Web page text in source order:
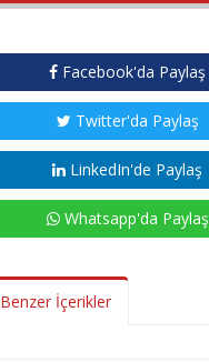
Facebook'da Paylaş
Twitter'da Paylaş
LinkedIn'de Paylaş
Whatsapp'da Paylaş
Benzer İçerikler